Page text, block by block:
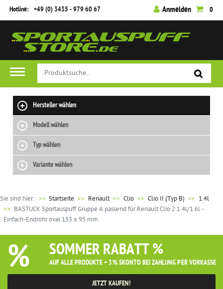
Hotline: +49 (0) 3435 - 979 60 67 Anmelden 0
Hersteller wählen
Modell wählen
Typ wählen
Variante wählen
Sie sind hier: >> Startseite Renault Clio Clio II (Typ B)
1.4l
BASTUCK Sportauspuff Gruppe A passend für Renault Clio 2 1.4l/1.6l -
Einfach-Endrohr oval 153 x 95 mm
% SOMMER RABATT %
AUF ALLE PRODUKTE + 3% SKONTO BEI ZAHLUNG PER VORKASSE
JETZT KAUFEN!